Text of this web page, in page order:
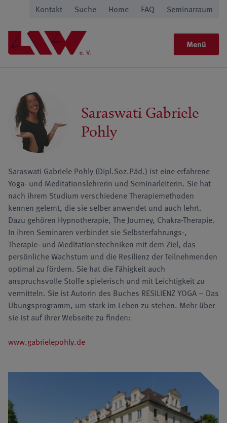
Kontakt Suche Home FAQ Seminarraum
Menü
Saraswati Gabriele
Pohly
Saraswati Gabriele Pohly (Dipl.Soz.Päd.) ist eine erfahrene
Yoga- und Meditationslehrerin und Seminarleiterin. Sie hat
nach ihrem Studium verschiedene Therapiemethoden
kennen gelernt, die sie selber anwendet und auch lehrt.
Dazu gehören Hypnotherapie, The Journey, Chakra-Therapie.
In ihren Seminaren verbindet sie Selbsterfahrungs-,
Therapie- und Meditationstechniken mit dem Ziel, das
persönliche Wachstum und die Resilienz der Teilnehmenden
optimal zu fördern. Sie hat die Fähigkeit auch
anspruchsvolle Stoffe spielerisch und mit Leichtigkeit zu
vermitteln. Sie ist Autorin des Buches RESILIENZ YOGA – Das
Übungsprogramm, um stark im Leben zu stehen. Mehr über
sie ist auf ihrer Webseite zu finden:
www.gabrielepohly.de